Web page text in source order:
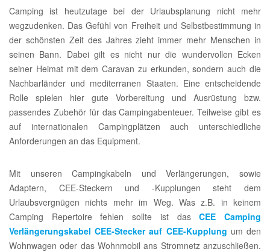
Camping ist heutzutage bei der Urlaubsplanung nicht mehr
wegzudenken. Das Gefühl von Freiheit und Selbstbestimmung in
der schönsten Zeit des Jahres zieht immer mehr Menschen in
seinen Bann. Dabei gilt es nicht nur die wundervollen Ecken
seiner Heimat mit dem Caravan zu erkunden, sondern auch die
Nachbarländer und mediterranen Staaten. Eine entscheidende
Rolle spielen hier gute Vorbereitung und Ausrüstung bzw.
passendes Zubehör für das Campingabenteuer. Teilweise gibt es
auf internationalen Campingplätzen auch unterschiedliche
Anforderungen an das Equipment.
Mit unseren Campingkabeln und Verlängerungen, sowie
Adaptern, CEE-Steckern und -Kupplungen steht dem
Urlaubsvergnügen nichts mehr im Weg. Was z.B. in keinem
Camping Repertoire fehlen sollte ist dasCEE Camping
Verlängerungskabel CEE-Stecker auf CEE-Kupplung um den
Wohnwagen oder das Wohnmobil ans Stromnetz anzuschließen.